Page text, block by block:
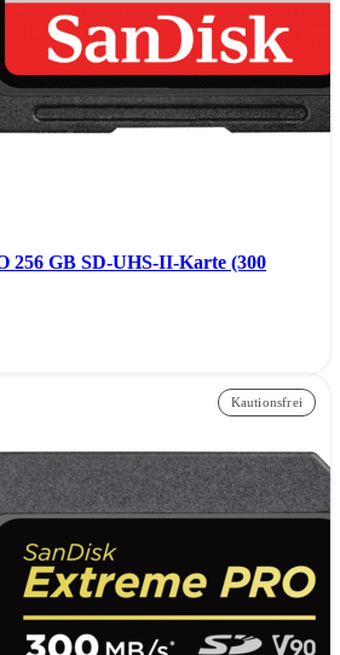
256 GB SD-UHS-II-Karte (300
Kautionsfrei